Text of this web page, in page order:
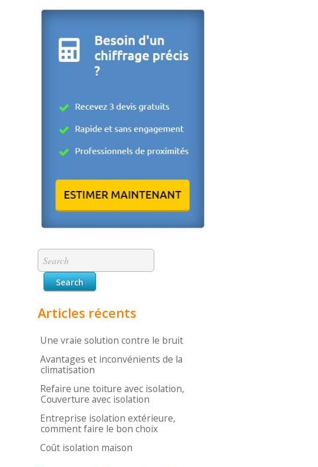
Articles récents
Une vraie solution contre le bruit
Avantages et inconvénients de la
climatisation
Refaire une toiture avec isolation,
Couverture avec isolation
Entreprise isolation extérieure,
comment faire le bon choix
Coût isolation maison